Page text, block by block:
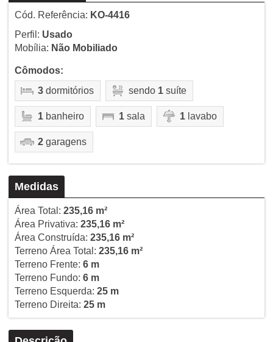
Cód. Referência: KO-4416
Perfil: Usado
Mobília: Não Mobiliado
Cômodos:
3dormitórios sendo 1suíte
1banheiro 1sala 1lavabo
2garagens
Medidas
Área Total: 235,16 m²
Área Privativa: 235,16 m²
Área Construída: 235,16 m²
Terreno Área Total: 235,16 m²
Terreno Frente: 6 m
Terreno Fundo: 6 m
Terreno Esquerda: 25 m
Terreno Direita: 25 m